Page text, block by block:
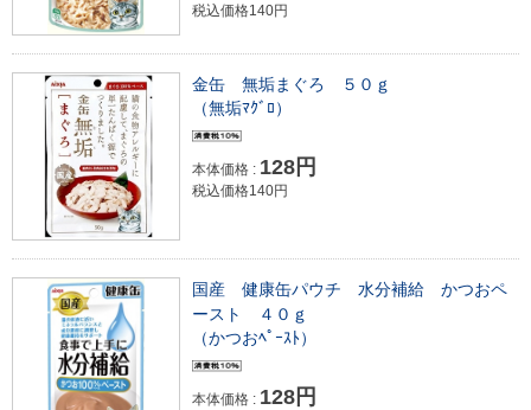
税込価格140円
金缶 無垢まぐろ ５０ｇ
（無垢ﾏｸﾞﾛ）
本体価格 : 128円
税込価格140円
国産 健康缶パウチ 水分補給 かつおペ
ースト ４０ｇ
（かつおﾍﾟｰｽﾄ）
本体価格 : 128円